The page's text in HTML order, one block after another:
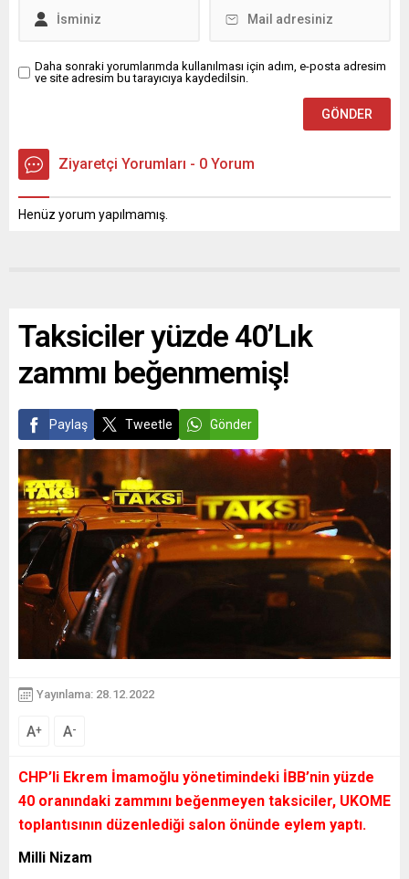
Daha sonraki yorumlarımda kullanılması için adım, e-posta adresim
ve site adresim bu tarayıcıya kaydedilsin.
Ziyaretçi Yorumları - 0 Yorum
Henüz yorum yapılmamış.
Taksiciler yüzde 40’Lık
zammı beğenmemiş!
Paylaş Tweetle Gönder
Yayınlama: 28.12.2022
A+ A-
CHP’li Ekrem İmamoğlu yönetimindeki İBB’nin yüzde
40 oranındaki zammını beğenmeyen taksiciler, UKOME
toplantısının düzenlediği salon önünde eylem yaptı.
Milli Nizam